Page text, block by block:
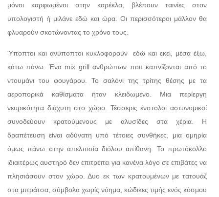
μόνοι καρφωμένοι στην καρέκλα, βλέπουν ταινίες στον
υπολογιστή ή μιλάνε εδώ και ώρα. Οι περισσότεροι μάλλον θα
φλυαρούν σκοτώνοντας το χρόνο τους.
Ύποπτοι και ανύποπτοι κυκλοφορούν εδώ και εκεί, μέσα έξω,
κάτω πάνω. Ένα mix grill ανθρώπων που καπνίζονται από το
ντουμάνι του φουγάρου. Το σαλόνι της τρίτης θέσης με τα
αεροπορικά καθίσματα ήταν κλειδωμένο. Μια περίεργη
νευρικότητα διάχυτη στο χώρο. Τέσσερις ένστολοι αστυνομικοί
συνοδεύουν κρατούμενους με αλυσίδες στα χέρια. Η
δραπέτευση είναι αδύνατη υπό τέτοιες συνθήκες, μια ομηρία
όμως πάνω στην απελπισία διόλου απίθανη. Το πρωτόκολλο
ιδιαιτέρως αυστηρό δεν επιτρέπει για κανένα λόγο σε επιβάτες να
πλησιάσουν στον χώρο. Δυο εκ των κρατουμένων με τατουάζ
στα μπράτσα, σύμβολα χωρίς νόημα, κώδικες τιμής ενός κόσμου